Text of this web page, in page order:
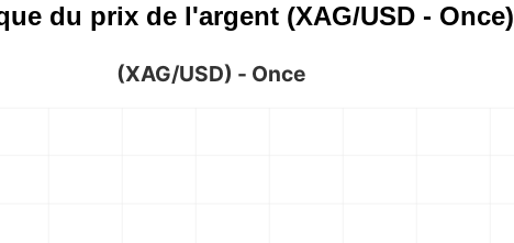
du prix de l'argent (XAG/USD - Once)
(XAG/USD) - Once